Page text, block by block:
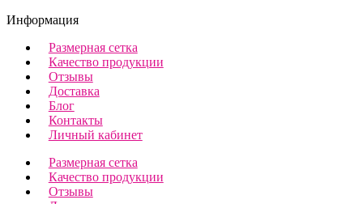
Информация
Размерная сетка
Качество продукции
Отзывы
Доставка
Блог
Контакты
Личный кабинет
Размерная сетка
Качество продукции
Отзывы